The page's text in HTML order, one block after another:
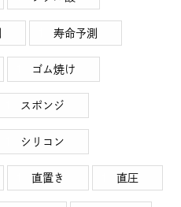
寿命予測
ゴム焼け
スポンジ
シリコン
直置き 直圧